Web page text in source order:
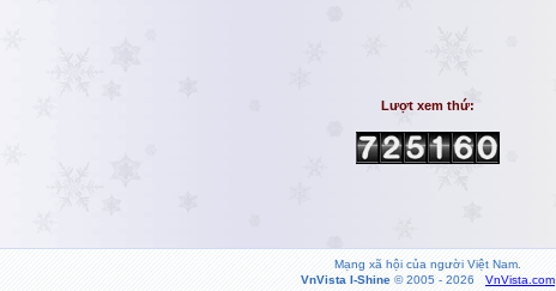
Lượt xem thứ:
Mạng xã hội của người Việt Nam.
VnVista I-Shine © 2005 - 2026 VnVista.com